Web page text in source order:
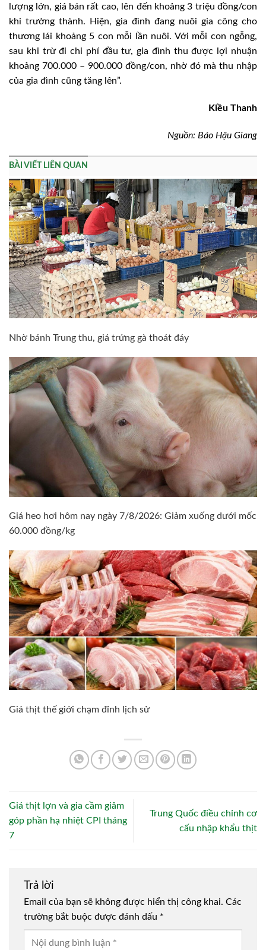
lượng lớn, giá bán rất cao, lên đến khoảng 3 triệu đồng/con
khi trưởng thành. Hiện, gia đình đang nuôi gia công cho
thương lái khoảng 5 con mỗi lần nuôi. Với mỗi con ngỗng,
sau khi trừ đi chi phí đầu tư, gia đình thu được lợi nhuận
khoảng 700.000 – 900.000 đồng/con, nhờ đó mà thu nhập
của gia đình cũng tăng lên”.
Kiều Thanh
Nguồn: Báo Hậu Giang
BÀI VIẾT LIÊN QUAN
Nhờ bánh Trung thu, giá trứng gà thoát đáy
Giá heo hơi hôm nay ngày 7/8/2026: Giảm xuống dưới mốc
60.000 đồng/kg
Giá thịt thế giới chạm đỉnh lịch sử
Giá thịt lợn và gia cầm giảm
góp phần hạ nhiệt CPI tháng
7
Trung Quốc điều chỉnh cơ
cấu nhập khẩu thịt
Trả lời
Email của bạn sẽ không được hiển thị công khai. Các
trường bắt buộc được đánh dấu *